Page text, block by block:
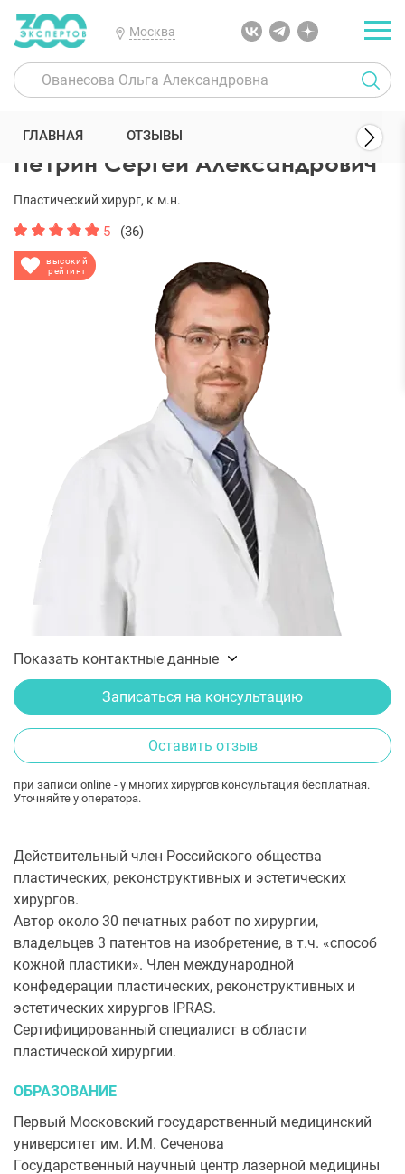
Москва
300 Экспертов Пластические хирурги Петрин Сергей
Петрин Сергей Александрович
высокий
рейтинг
Пластический хирург, к.м.н.
5 (36)
Показать контактные данные
Записаться на консультацию
Оставить отзыв
при записи online - у многих хирургов консультация бесплатная.
Уточняйте у оператора.
ГЛАВНАЯ ОТЗЫВЫ
Действительный член Российского общества
пластических, реконструктивных и эстетических
хирургов.
Автор около 30 печатных работ по хирургии,
владельцев 3 патентов на изобретение, в т.ч. «способ
кожной пластики». Член международной
конфедерации пластических, реконструктивных и
эстетических хирургов IPRAS.
Сертифицированный специалист в области
пластической хирургии.
ОБРАЗОВАНИЕ
Первый Московский государственный медицинский
университет им. И.М. Сеченова
Государственный научный центр лазерной медицины